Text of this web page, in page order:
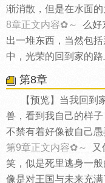
渐消散，但是在水面
8章正文内容✿～
么好
出一堆东西，当然包
中，光荣的回到家的路
第8章
【预览】当我回
兽，看到我自己的样
不禁有着好像被自己
第9章正文内容✿～
又
笑，似是死里逃身一
像是对王国与未来充满